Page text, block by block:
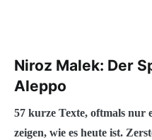
Niroz Malek: Der
Aleppo
57 kurze Texte, oftmals nur
zeigen, wie es heute ist.